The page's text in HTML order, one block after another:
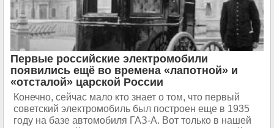
Первые российские электромобили
появились ещё во времена «лапотной» и
«отсталой» царской России
Конечно, сейчас мало кто знает о том, что первый
советский электромобиль был построен еще в 1935
году на базе автомобиля ГАЗ-А. Вот только в нашей